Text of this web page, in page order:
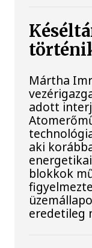
Mártha
adott
aki
blokkok
eredetileg